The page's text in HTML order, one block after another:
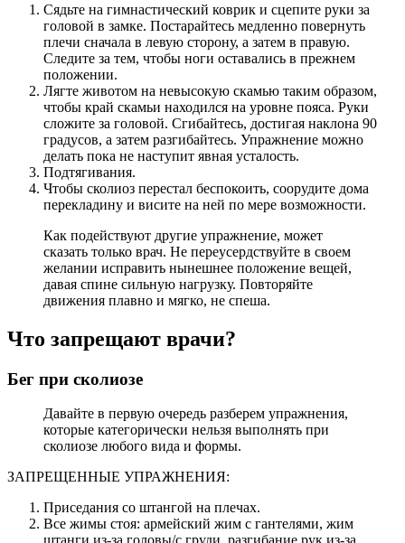
Сядьте на гимнастический коврик и сцепите руки за
головой в замке. Постарайтесь медленно повернуть
плечи сначала в левую сторону, а затем в правую.
Следите за тем, чтобы ноги оставались в прежнем
положении.
Лягте животом на невысокую скамью таким образом,
чтобы край скамьи находился на уровне пояса. Руки
сложите за головой. Сгибайтесь, достигая наклона 90
градусов, а затем разгибайтесь. Упражнение можно
делать пока не наступит явная усталость.
Подтягивания.
Чтобы сколиоз перестал беспокоить, соорудите дома
перекладину и висите на ней по мере возможности.
Как подействуют другие упражнение, может
сказать только врач. Не переусердствуйте в своем
желании исправить нынешнее положение вещей,
давая спине сильную нагрузку. Повторяйте
движения плавно и мягко, не спеша.
Что запрещают врачи?
Бег при сколиозе
Давайте в первую очередь разберем упражнения,
которые категорически нельзя выполнять при
сколиозе любого вида и формы.
ЗАПРЕЩЕННЫЕ УПРАЖНЕНИЯ:
Приседания со штангой на плечах.
Все жимы стоя: армейский жим с гантелями, жим